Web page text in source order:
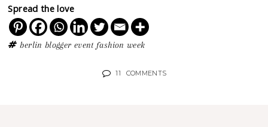
Spread the love
berlin blogger event fashion week
11 COMMENTS